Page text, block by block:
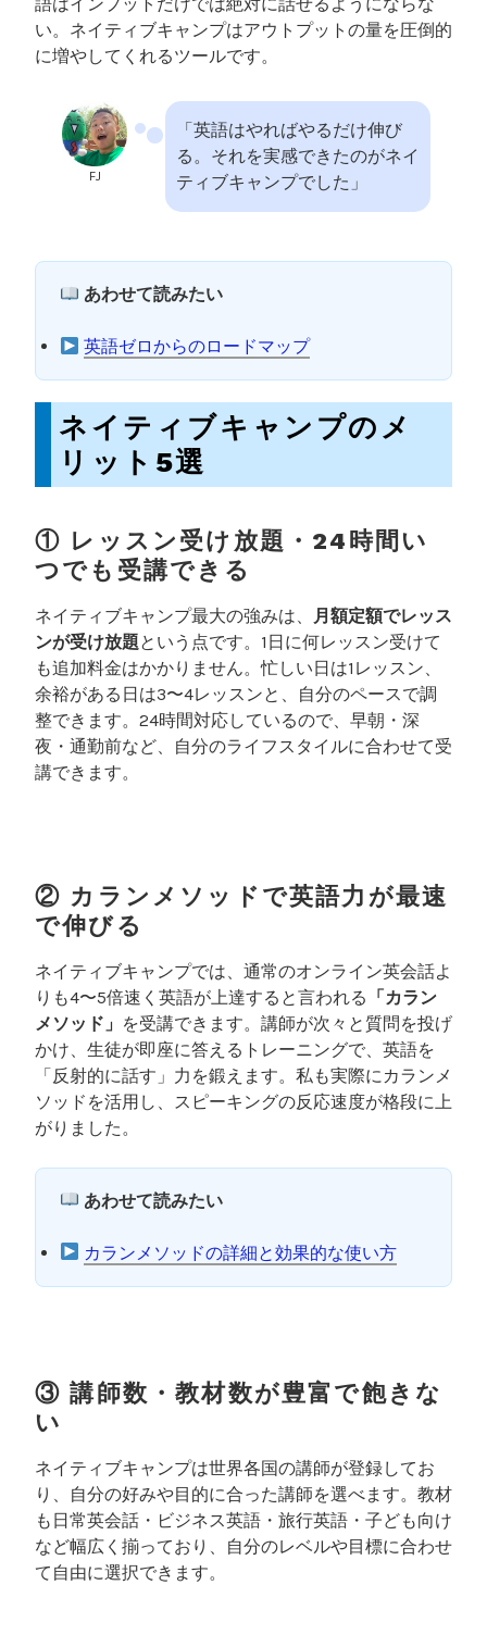
い。ネイティブキャンプはアウトプットの量を圧倒的
に増やしてくれるツールです。
FJ
「英語はやればやるだけ伸び
る。それを実感できたのがネイ
ティブキャンプでした」
あわせて読みたい
英語ゼロからのロードマップ
ネイティブキャンプのメ
リット5選
① レッスン受け放題・24時間い
つでも受講できる
ネイティブキャンプ最大の強みは、
月額定額でレッス
ンが受け放題という点です。1日に何レッスン受けて
も追加料金はかかりません。忙しい日は1レッスン、
余裕がある日は3〜4レッスンと、自分のペースで調
整できます。24時間対応しているので、早朝・深
夜・通勤前など、自分のライフスタイルに合わせて受
講できます。
② カランメソッドで英語力が最速
で伸びる
ネイティブキャンプでは、通常のオンライン英会話よ
りも4〜5倍速く英語が上達すると言われる 「カラン
メソッド」 を受講できます。講師が次々と質問を投げ
かけ、生徒が即座に答えるトレーニングで、英語を
「反射的に話す」力を鍛えます。私も実際にカランメ
ソッドを活用し、スピーキングの反応速度が格段に上
がりました。
あわせて読みたい
カランメソッドの詳細と効果的な使い方
③ 講師数・教材数が豊富で飽きな
い
ネイティブキャンプは世界各国の講師が登録してお
り、自分の好みや目的に合った講師を選べます。教材
も日常英会話・ビジネス英語・旅行英語・子ども向け
など幅広く揃っており、自分のレベルや目標に合わせ
て自由に選択できます。